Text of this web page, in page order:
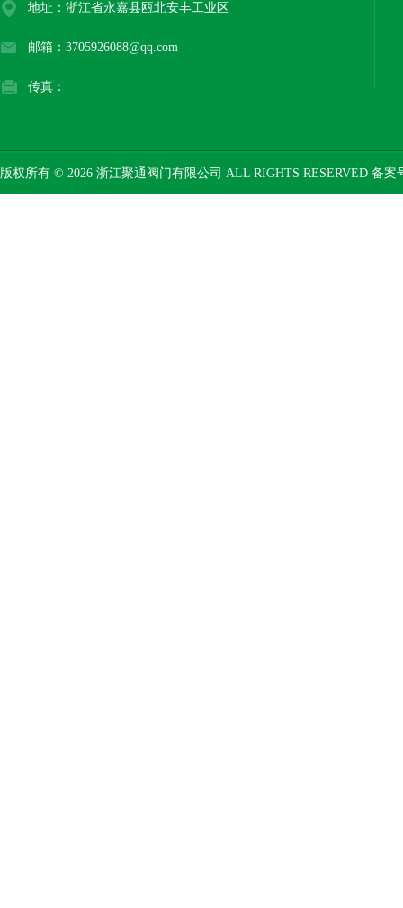
地址：浙江省永嘉县瓯北安丰工业区
邮箱：3705926088@qq.com
传真：
版权所有 © 2026 浙江聚通阀门有限公司 ALL RIGHTS RESERVED 备案